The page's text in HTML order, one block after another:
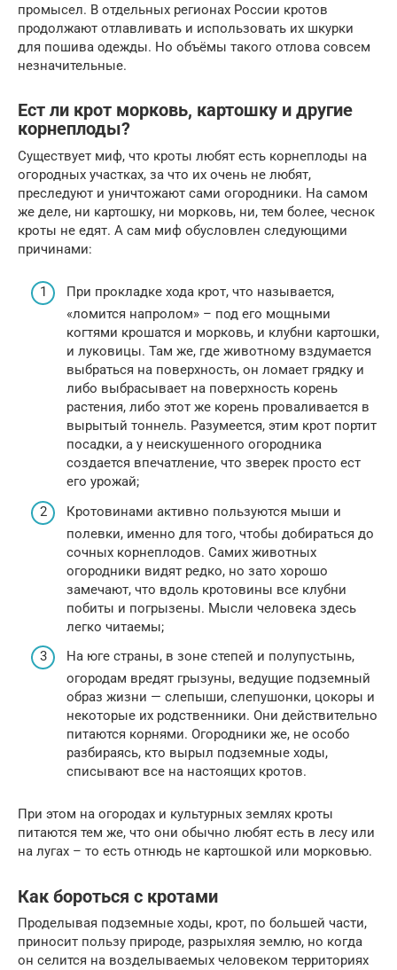
промысел. В отдельных регионах России кротов
продолжают отлавливать и использовать их шкурки
для пошива одежды. Но объёмы такого отлова совсем
незначительные.
Ест ли крот морковь, картошку и другие
корнеплоды?
Существует миф, что кроты любят есть корнеплоды на
огородных участках, за что их очень не любят,
преследуют и уничтожают сами огородники. На самом
же деле, ни картошку, ни морковь, ни, тем более, чеснок
кроты не едят. А сам миф обусловлен следующими
причинами:
При прокладке хода крот, что называется,
«ломится напролом» – под его мощными
когтями крошатся и морковь, и клубни картошки,
и луковицы. Там же, где животному вздумается
выбраться на поверхность, он ломает грядку и
либо выбрасывает на поверхность корень
растения, либо этот же корень проваливается в
вырытый тоннель. Разумеется, этим крот портит
посадки, а у неискушенного огородника
создается впечатление, что зверек просто ест
его урожай;
Кротовинами активно пользуются мыши и
полевки, именно для того, чтобы добираться до
сочных корнеплодов. Самих животных
огородники видят редко, но зато хорошо
замечают, что вдоль кротовины все клубни
побиты и погрызены. Мысли человека здесь
легко читаемы;
На юге страны, в зоне степей и полупустынь,
огородам вредят грызуны, ведущие подземный
образ жизни — слепыши, слепушонки, цокоры и
некоторые их родственники. Они действительно
питаются корнями. Огородники же, не особо
разбираясь, кто вырыл подземные ходы,
списывают все на настоящих кротов.
При этом на огородах и культурных землях кроты
питаются тем же, что они обычно любят есть в лесу или
на лугах – то есть отнюдь не картошкой или морковью.
Как бороться с кротами
Проделывая подземные ходы, крот, по большей части,
приносит пользу природе, разрыхляя землю, но когда
он селится на возделываемых человеком территориях